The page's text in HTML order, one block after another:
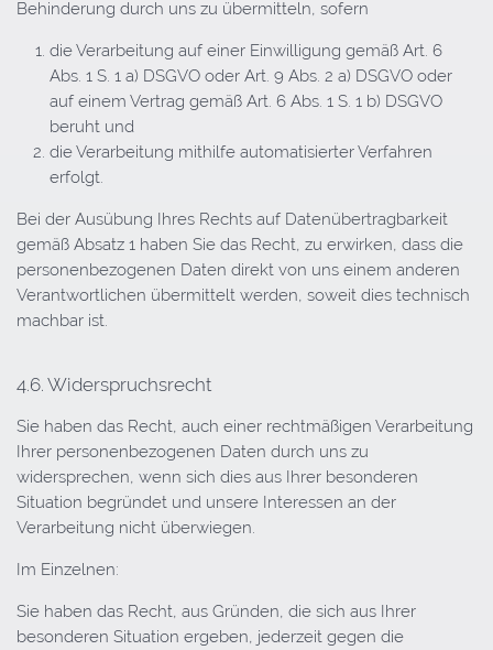
Behinderung durch uns zu übermitteln, sofern
die Verarbeitung auf einer Einwilligung gemäß Art. 6
Abs. 1 S. 1 a) DSGVO oder Art. 9 Abs. 2 a) DSGVO oder
auf einem Vertrag gemäß Art. 6 Abs. 1 S. 1 b) DSGVO
beruht und
die Verarbeitung mithilfe automatisierter Verfahren
erfolgt.
Bei der Ausübung Ihres Rechts auf Datenübertragbarkeit
gemäß Absatz 1 haben Sie das Recht, zu erwirken, dass die
personenbezogenen Daten direkt von uns einem anderen
Verantwortlichen übermittelt werden, soweit dies technisch
machbar ist.
4.6. Widerspruchsrecht
Sie haben das Recht, auch einer rechtmäßigen Verarbeitung
Ihrer personenbezogenen Daten durch uns zu
widersprechen, wenn sich dies aus Ihrer besonderen
Situation begründet und unsere Interessen an der
Verarbeitung nicht überwiegen.
Im Einzelnen:
Sie haben das Recht, aus Gründen, die sich aus Ihrer
besonderen Situation ergeben, jederzeit gegen die